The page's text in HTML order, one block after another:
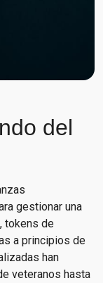
del
gestionar una
tokens de
a principios de
han
veteranos hasta